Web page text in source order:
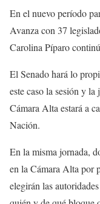
En el nuevo período
Avanza con 37
Carolina Píparo
El Senado hará lo
este caso la sesión y
Cámara Alta estará a
Nación.
En la misma jornada,
en la Cámara Alta por
elegirán las